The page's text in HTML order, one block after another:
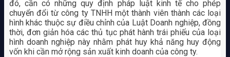
đó, cần có những quy định pháp luật kinh tế cho phép
chuyển đổi từ công ty TNHH một thành viên thành các loại
hình khác thuộc sự điều chỉnh của Luật Doanh nghiệp, đồng
thời, đơn giản hóa các thủ tục phát hành trái phiếu của loại
hình doanh nghiệp này nhằm phát huy khả năng huy động
vốn khi cần mở rộng sản xuất kinh doanh của công ty.